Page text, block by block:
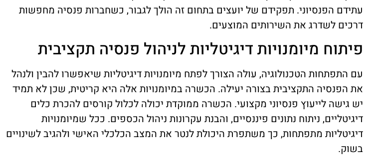
עתידם הפנסיוני. תפקידם של יועצים בתחום זה הולך לגבור, כשחברות פנסיה מחפשות
דרכים לשדרג את השירותים המוצעים.
פיתוח מיומנויות דיגיטליות לניהול פנסיה תקציבית
עם התפתחות הטכנולוגיה, עולה הצורך לפתח מיומנויות דיגיטליות שיאפשרו להבין ולנהל
את הפנסיה התקציבית בצורה יעילה. הכשרה במיומנויות אלה היא קריטית, שכן לא תמיד
יש גישה לייעוץ פנסיוני מקצועי. הכשרה ממוקדת יכולה לכלול קורסים להכרת כלים
דיגיטליים, ניתוח נתונים פיננסיים, והבנת עקרונות ניהול הכספים. ככל שמיומנויות
דיגיטליות מתפתחות, כך משתפרת היכולת לנטר את המצב הכלכלי האישי ולהגיב לשינויים
בשוק.